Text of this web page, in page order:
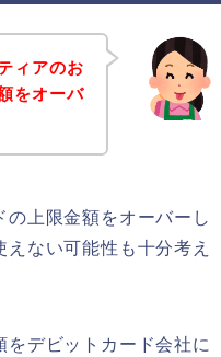
ィアのお
をオーバ
上限金額をオーバーし
ない可能性も十分考え
デビットカード会社に